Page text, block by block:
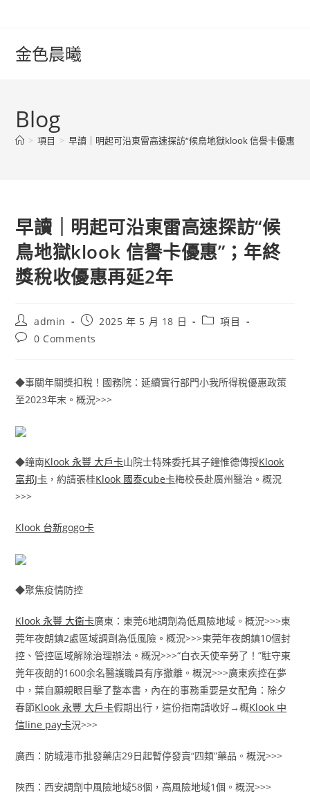
content金色晨曦
Blog
> 項目 > 早讀｜明起可沿東雷高速探訪“候鳥地獄klook 信譽卡優惠”
早讀｜明起可沿東雷高速探訪“候
鳥地獄klook 信譽卡優惠”；年終
獎稅收優惠再延2年
Post
author:
admin
Post
published:
2025 年 5 月 18 日
Post項目
Post0 Comments
◆事關年關獎扣稅！國務院：延續實行部門小我所得稅優惠政策
至2023年末。概況>>>
◆鐘南Klook 永豐 大戶卡山院士特殊委托其子鐘惟德傳授Klook
富邦J卡 ，約請張桂Klook 國泰cube卡梅校長赴廣州醫治。概況
>>>
Klook 台新gogo卡
◆聚焦疫情防控
Klook 永豐 大衛卡廣東：東莞6地調劑為低風險地域。概況>>>東
莞年夜朗鎮2處區域調劑為低風險。概況>>>東莞年夜朗鎮10個封
控、管控區域解除治理辦法。概況>>>“白衣天使辛勞了！”駐守東
莞年夜朗的1600余名醫護職員有序撤離。概況>>>廣東疾控在夢
中，葉自願親眼目擊了整本書，內在的事務重要是女配角：除夕
春節Klook 永豐 大戶卡假期出行，這份指南請收好→概Klook 中
信line pay卡況>>>
廣西：防城港市批發藥店29日起暫停發賣“四類”藥品。概況>>>
陜西：西安調劑中風險地域58個，高風險地域1個。概況>>>